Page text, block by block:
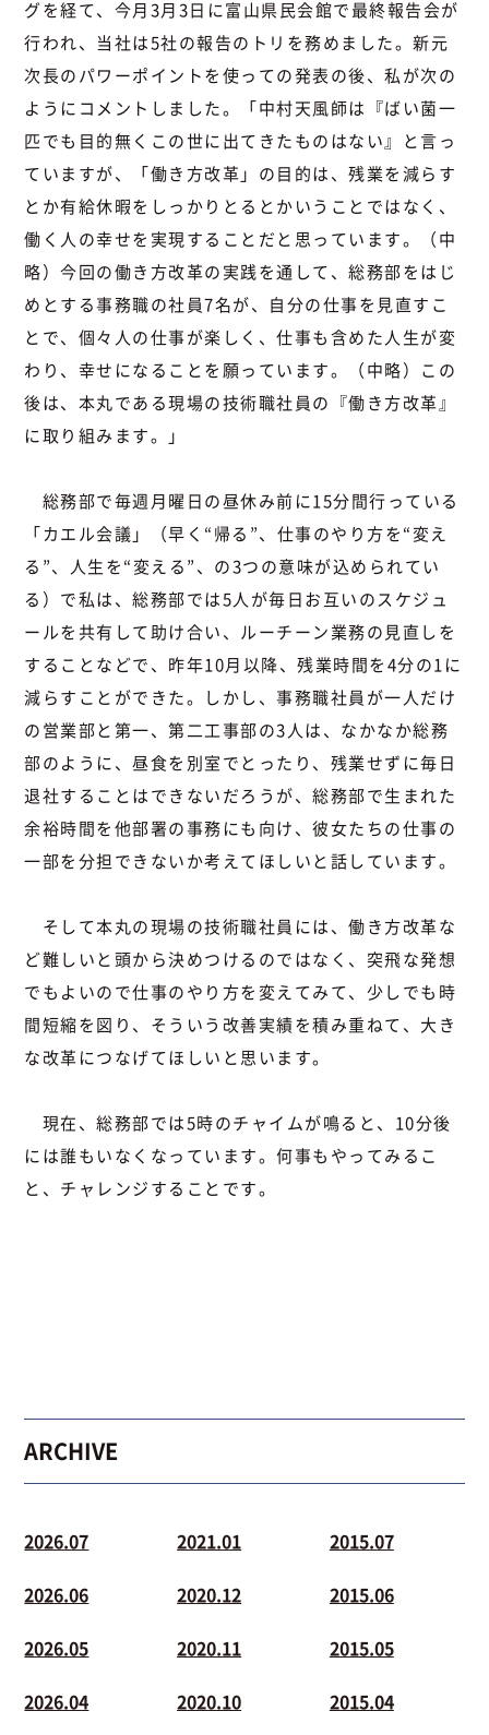
グを経て、今月3月3日に富山県民会館で最終報告会が
行われ、当社は5社の報告のトリを務めました。新元
次長のパワーポイントを使っての発表の後、私が次の
ようにコメントしました。「中村天風師は『ばい菌一
匹でも目的無くこの世に出てきたものはない』と言っ
ていますが、「働き方改革」の目的は、残業を減らす
とか有給休暇をしっかりとるとかいうことではなく、
働く人の幸せを実現することだと思っています。（中
略）今回の働き方改革の実践を通して、総務部をはじ
めとする事務職の社員7名が、自分の仕事を見直すこ
とで、個々人の仕事が楽しく、仕事も含めた人生が変
わり、幸せになることを願っています。（中略）この
後は、本丸である現場の技術職社員の『働き方改革』
に取り組みます。」
総務部で毎週月曜日の昼休み前に15分間行っている
「カエル会議」（早く“帰る”、仕事のやり方を“変え
る”、人生を“変える”、の3つの意味が込められてい
る）で私は、総務部では5人が毎日お互いのスケジュ
ールを共有して助け合い、ルーチーン業務の見直しを
することなどで、昨年10月以降、残業時間を4分の1に
減らすことができた。しかし、事務職社員が一人だけ
の営業部と第一、第二工事部の3人は、なかなか総務
部のように、昼食を別室でとったり、残業せずに毎日
退社することはできないだろうが、総務部で生まれた
余裕時間を他部署の事務にも向け、彼女たちの仕事の
一部を分担できないか考えてほしいと話しています。
そして本丸の現場の技術職社員には、働き方改革な
ど難しいと頭から決めつけるのではなく、突飛な発想
でもよいので仕事のやり方を変えてみて、少しでも時
間短縮を図り、そういう改善実績を積み重ねて、大き
な改革につなげてほしいと思います。
現在、総務部では5時のチャイムが鳴ると、10分後
には誰もいなくなっています。何事もやってみるこ
と、チャレンジすることです。
ARCHIVE
2026.07
2026.06
2026.05
2026.04
2021.01
2020.12
2020.11
2020.10
2015.07
2015.06
2015.05
2015.04